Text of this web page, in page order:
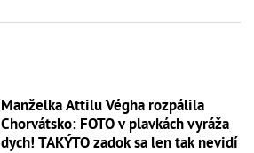
Manželka Attilu Végha rozpálila
Chorvátsko: FOTO v plavkách vyráža
dych! TAKÝTO zadok sa len tak nevidí